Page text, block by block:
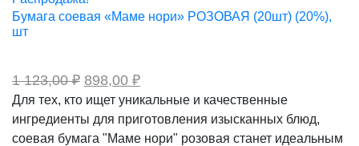
Бумага соевая «Маме нори» РОЗОВАЯ (20шт) (20%),
шт
1 123,00₽ Первоначальная
составляла
1
123,00 ₽.
898,00 ₽Текущая
898,00 ₽.
Для тех, кто ищет уникальные и качественные
ингредиенты для приготовления изысканных блюд,
соевая бумага "Маме нори" розовая станет идеальным